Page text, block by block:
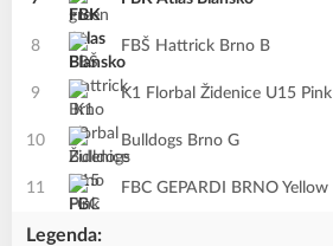
8 FBŠ Hattrick Brno B
9 K1 Florbal Židenice U15 Pink
10 Bulldogs Brno G
11 FBC GEPARDI BRNO Yellow
Legenda: